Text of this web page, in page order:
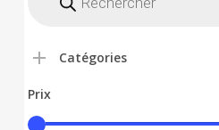
produits
Catégories
Prix